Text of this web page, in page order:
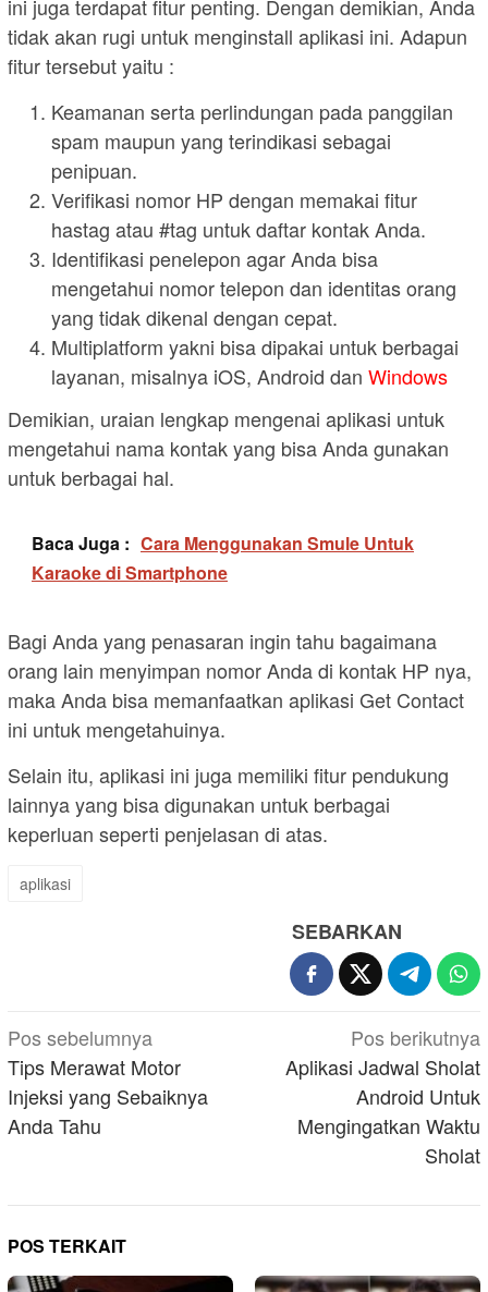
ini juga terdapat fitur penting. Dengan demikian, Anda
tidak akan rugi untuk menginstall aplikasi ini. Adapun
fitur tersebut yaitu :
Keamanan serta perlindungan pada panggilan
spam maupun yang terindikasi sebagai
penipuan.
Verifikasi nomor HP dengan memakai fitur
hastag atau #tag untuk daftar kontak Anda.
Identifikasi penelepon agar Anda bisa
mengetahui nomor telepon dan identitas orang
yang tidak dikenal dengan cepat.
Multiplatform yakni bisa dipakai untuk berbagai
layanan, misalnya iOS, Android dan Windows
Demikian, uraian lengkap mengenai aplikasi untuk
mengetahui nama kontak yang bisa Anda gunakan
untuk berbagai hal.
Baca Juga : Cara Menggunakan Smule Untuk
Karaoke di Smartphone
Bagi Anda yang penasaran ingin tahu bagaimana
orang lain menyimpan nomor Anda di kontak HP nya,
maka Anda bisa memanfaatkan aplikasi Get Contact
ini untuk mengetahuinya.
Selain itu, aplikasi ini juga memiliki fitur pendukung
lainnya yang bisa digunakan untuk berbagai
keperluan seperti penjelasan di atas.
aplikasi
SEBARKAN
Navigasi
pos
Pos sebelumnya
Tips Merawat Motor
Injeksi yang Sebaiknya
Anda Tahu
Pos berikutnya
Aplikasi Jadwal Sholat
Android Untuk
Mengingatkan Waktu
Sholat
POS TERKAIT